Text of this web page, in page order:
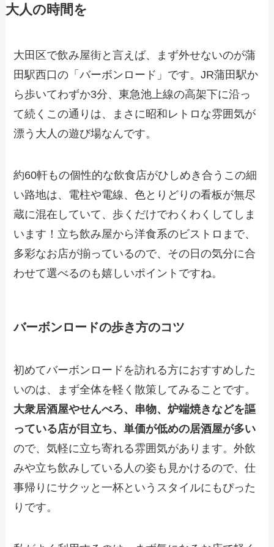
大人の時間を
大田区で飲み屋街と言えば、まず外せないのが蒲
田駅西口の「バーボンロード」です。JR蒲田駅か
ら歩いてわずか3分、東急池上線の高架下に沿っ
て続くこの通りは、まさに昭和レトロな雰囲気が
漂う大人の遊び場なんです。
約60軒もの個性的な飲食店がひしめき合うこの細
い路地は、電柱や電線、色とりどりの看板が無尽
蔵に混在していて、歩くだけでわくわくしてしま
います！立ち飲み屋から洋食系のビストロまで、
多彩なお店が揃っているので、その日の気分に合
わせて選べるのも嬉しいポイントですね。
バーボンロードの歩き方のコツ
初めてバーボンロードを訪れる方におすすめした
いのは、まず全体を軽く散策してみることです。
大衆居酒屋やせんべろ、串物、炉端焼きなどを謳
っている店が目立ち、単価が低めの居酒屋が多い
ので、気軽に立ち寄れる雰囲気があります。外飲
みや立ち飲みしている人の姿も見かけるので、仕
事帰りにサクッと一杯というスタイルにもぴった
りです。